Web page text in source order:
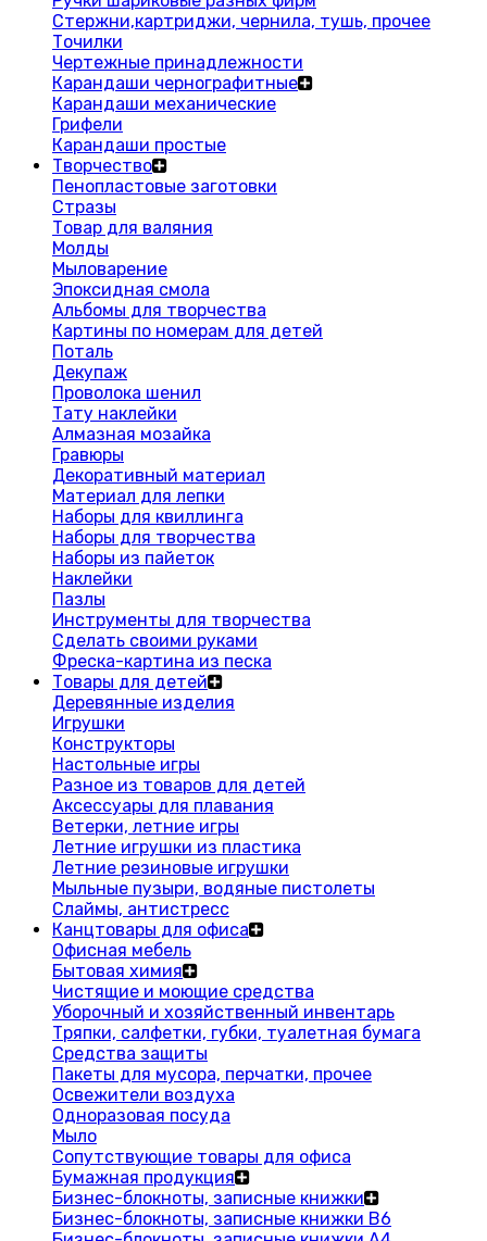
Стержни,картриджи, чернила, тушь, прочее
Точилки
Чертежные принадлежности
Карандаши чернографитные
Карандаши механические
Грифели
Карандаши простые
Творчество
Пенопластовые заготовки
Стразы
Товар для валяния
Молды
Мыловарение
Эпоксидная смола
Альбомы для творчества
Картины по номерам для детей
Поталь
Декупаж
Проволока шенил
Тату наклейки
Алмазная мозайка
Гравюры
Декоративный материал
Материал для лепки
Наборы для квиллинга
Наборы для творчества
Наборы из пайеток
Наклейки
Пазлы
Инструменты для творчества
Сделать своими руками
Фреска-картина из песка
Товары для детей
Деревянные изделия
Игрушки
Конструкторы
Настольные игры
Разное из товаров для детей
Аксессуары для плавания
Ветерки, летние игры
Летние игрушки из пластика
Летние резиновые игрушки
Мыльные пузыри, водяные пистолеты
Слаймы, антистресс
Канцтовары для офиса
Офисная мебель
Бытовая химия
Чистящие и моющие средства
Уборочный и хозяйственный инвентарь
Тряпки, салфетки, губки, туалетная бумага
Средства защиты
Пакеты для мусора, перчатки, прочее
Освежители воздуха
Одноразовая посуда
Мыло
Сопутствующие товары для офиса
Бумажная продукция
Бизнес-блокноты, записные книжки
Бизнес-блокноты, записные книжки В6